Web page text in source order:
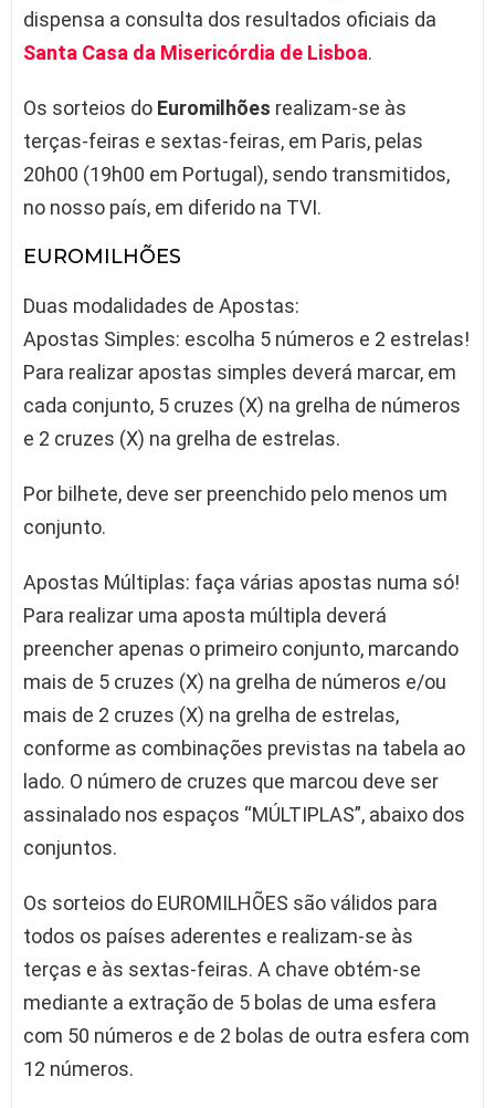
dispensa a consulta dos resultados oficiais da
Santa Casa da Misericórdia de Lisboa.
Os sorteios do Euromilhões realizam-se às
terças-feiras e sextas-feiras, em Paris, pelas
20h00 (19h00 em Portugal), sendo transmitidos,
no nosso país, em diferido na TVI.
EUROMILHÕES
Duas modalidades de Apostas:
Apostas Simples: escolha 5 números e 2 estrelas!
Para realizar apostas simples deverá marcar, em
cada conjunto, 5 cruzes (X) na grelha de números
e 2 cruzes (X) na grelha de estrelas.
Por bilhete, deve ser preenchido pelo menos um
conjunto.
Apostas Múltiplas: faça várias apostas numa só!
Para realizar uma aposta múltipla deverá
preencher apenas o primeiro conjunto, marcando
mais de 5 cruzes (X) na grelha de números e/ou
mais de 2 cruzes (X) na grelha de estrelas,
conforme as combinações previstas na tabela ao
lado. O número de cruzes que marcou deve ser
assinalado nos espaços “MÚLTIPLAS”, abaixo dos
conjuntos.
Os sorteios do EUROMILHÕES são válidos para
todos os países aderentes e realizam-se às
terças e às sextas-feiras. A chave obtém-se
mediante a extração de 5 bolas de uma esfera
com 50 números e de 2 bolas de outra esfera com
12 números.